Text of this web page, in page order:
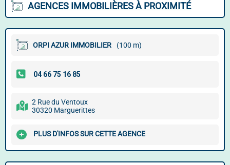
AGENCES IMMOBILIÈRES À PROXIMITÉ
ORPI AZUR IMMOBILIER (100 m)
2 Rue du Ventoux
30320 Marguerittes
PLUS D'INFOS SUR CETTE AGENCE